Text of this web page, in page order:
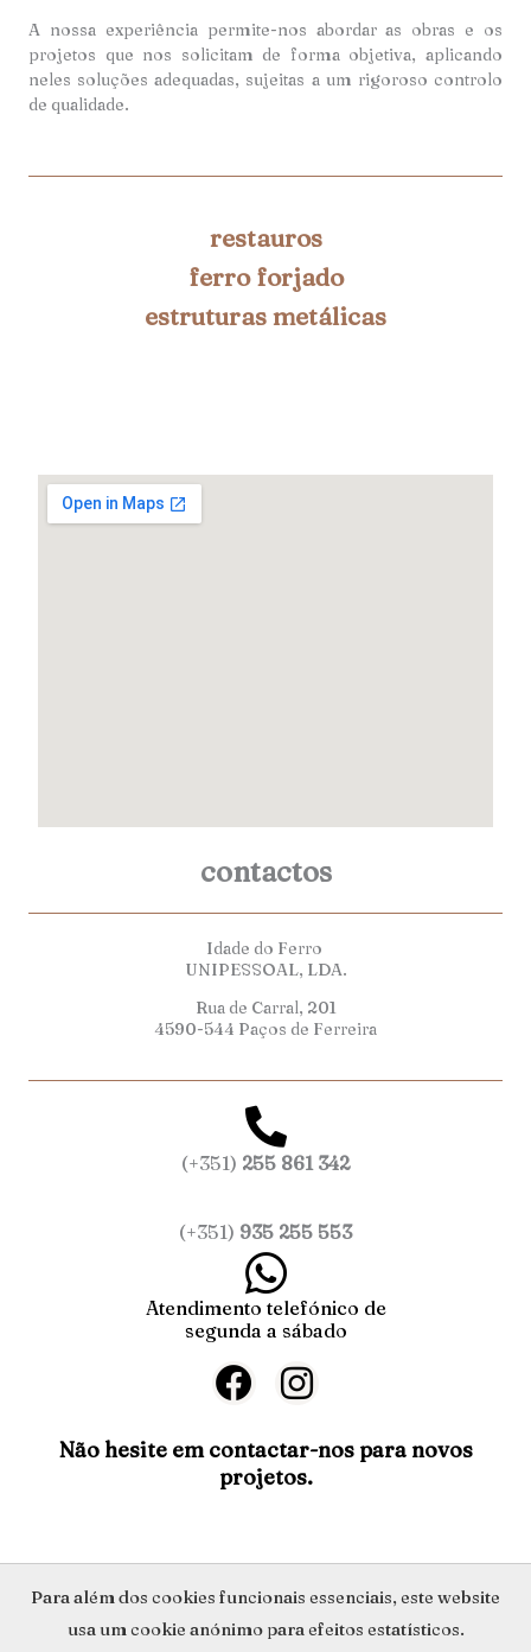
A nossa experiência permite-nos abordar as obras e os
projetos que nos solicitam de forma objetiva, aplicando
neles soluções adequadas, sujeitas a um rigoroso controlo
de qualidade.
restauros
ferro forjado
estruturas metálicas
contactos
Idade do Ferro
UNIPESSOAL, LDA.
Rua de Carral, 201
4590-544 Paços de Ferreira
(+351) 255 861 342
(+351) 935 255 553
Atendimento telefónico de
segunda a sábado
F
a
c
e
o
o
k
I
n
s
t
g
r
a
Não hesite em contactar-nos para novos
projetos.
Política de Privacidade
Para além dos cookies funcionais essenciais, este website
usa um cookie anónimo para efeitos estatísticos.